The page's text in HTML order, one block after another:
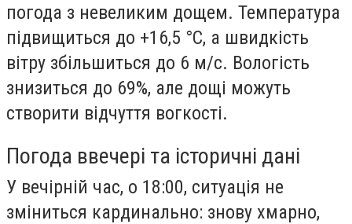
погода з невеликим дощем. Температура
підвищиться до +16,5 °С, а швидкість
вітру збільшиться до 6 м/с. Вологість
знизиться до 69%, але дощі можуть
створити відчуття вогкості.
Погода ввечері та історичні дані
У вечірній час, о 18:00, ситуація не
зміниться кардинально: знову хмарно,